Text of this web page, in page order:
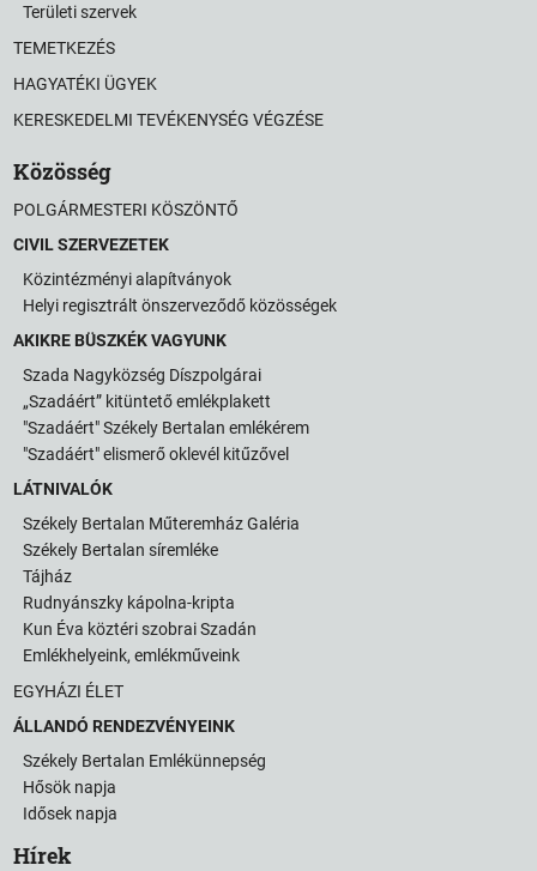
Területi szervek
TEMETKEZÉS
HAGYATÉKI ÜGYEK
KERESKEDELMI TEVÉKENYSÉG VÉGZÉSE
Közösség
POLGÁRMESTERI KÖSZÖNTŐ
CIVIL SZERVEZETEK
Közintézményi alapítványok
Helyi regisztrált önszerveződő közösségek
AKIKRE BÜSZKÉK VAGYUNK
Szada Nagyközség Díszpolgárai
„Szadáért” kitüntető emlékplakett
"Szadáért" Székely Bertalan emlékérem
"Szadáért" elismerő oklevél kitűzővel
LÁTNIVALÓK
Székely Bertalan Műteremház Galéria
Székely Bertalan síremléke
Tájház
Rudnyánszky kápolna-kripta
Kun Éva köztéri szobrai Szadán
Emlékhelyeink, emlékműveink
EGYHÁZI ÉLET
ÁLLANDÓ RENDEZVÉNYEINK
Székely Bertalan Emlékünnepség
Hősök napja
Idősek napja
Hírek